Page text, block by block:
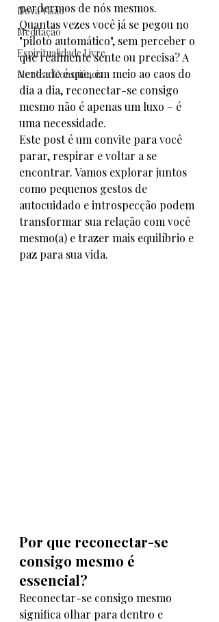
Nova Visão
Meditação
Espiritualidade Livre
Mente e Consciência
perdermos de nós mesmos.
Quantas vezes você já se pegou no
"piloto automático", sem perceber o
que realmente sente ou precisa? A
verdade é que, em meio ao caos do
dia a dia, reconectar-se consigo
mesmo não é apenas um luxo – é
uma necessidade.
Este post é um convite para você
parar, respirar e voltar a se
encontrar. Vamos explorar juntos
como pequenos gestos de
autocuidado e introspecção podem
transformar sua relação com você
mesmo(a) e trazer mais equilíbrio e
paz para sua vida.
Por que reconectar-se
consigo mesmo é
essencial?
Reconectar-se consigo mesmo
significa olhar para dentro e